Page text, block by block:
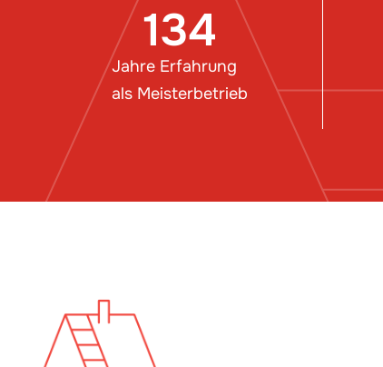
Jahre Erfahrung
als Meisterbetrieb
134